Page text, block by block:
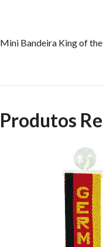
Mini Bandeira King of
Produtos